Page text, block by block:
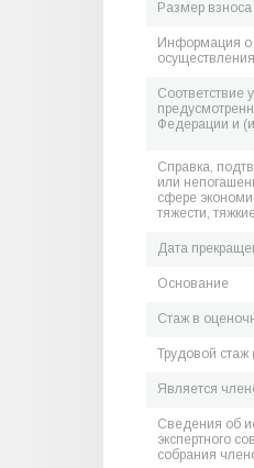
Размер
Информация о
Соответствие
Федерации и
Справка,
или
сфере
тяжести,
Дата
Основание
Стаж в
Трудовой стаж
Является
Сведения об
экспертного
собрания